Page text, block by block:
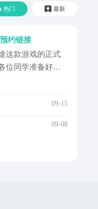
热门 最新
约链接
这款游戏的正式
位同学准备好了
在平时对于修仙
如果你想要提前09-15
09-08